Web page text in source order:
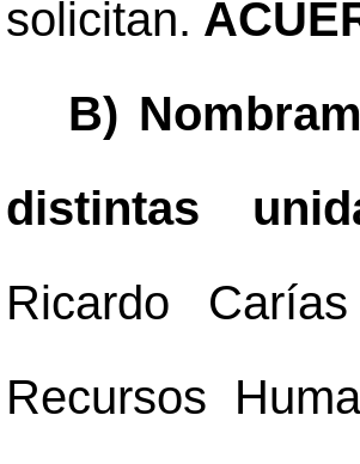
solicitan.
B)
distintas
Ricardo
Recursos